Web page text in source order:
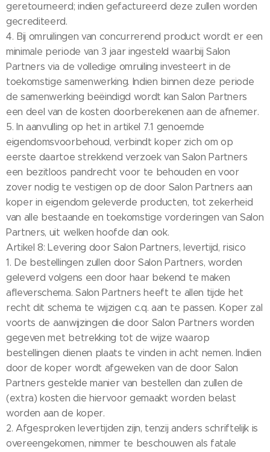
geretourneerd; indien gefactureerd deze zullen worden
gecrediteerd.
4. Bij omruilingen van concurrerend product wordt er een
minimale periode van 3 jaar ingesteld waarbij Salon
Partners via de volledige omruiling investeert in de
toekomstige samenwerking. Indien binnen deze periode
de samenwerking beëindigd wordt kan Salon Partners
een deel van de kosten doorberekenen aan de afnemer.
5. In aanvulling op het in artikel 7.1 genoemde
eigendomsvoorbehoud, verbindt koper zich om op
eerste daartoe strekkend verzoek van Salon Partners
een bezitloos pandrecht voor te behouden en voor
zover nodig te vestigen op de door Salon Partners aan
koper in eigendom geleverde producten, tot zekerheid
van alle bestaande en toekomstige vorderingen van Salon
Partners, uit welken hoofde dan ook.
Artikel 8: Levering door Salon Partners, levertijd, risico
1. De bestellingen zullen door Salon Partners, worden
geleverd volgens een door haar bekend te maken
afleverschema. Salon Partners heeft te allen tijde het
recht dit schema te wijzigen c.q. aan te passen. Koper zal
voorts de aanwijzingen die door Salon Partners worden
gegeven met betrekking tot de wijze waarop
bestellingen dienen plaats te vinden in acht nemen. Indien
door de koper wordt afgeweken van de door Salon
Partners gestelde manier van bestellen dan zullen de
(extra) kosten die hiervoor gemaakt worden belast
worden aan de koper.
2. Afgesproken levertijden zijn, tenzij anders schriftelijk is
overeengekomen, nimmer te beschouwen als fatale